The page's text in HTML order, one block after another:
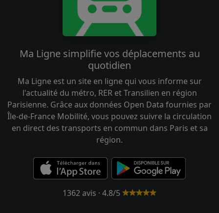
Ma Ligne simplifie vos déplacements au
quotidien
Ma Ligne est un site en ligne qui vous informe sur
l'actualité du métro, RER et Transilien en région
Parisienne. Grâce aux données Open Data fournies par
Île-de-France Mobilité, vous pouvez suivre la circulation
en direct des transports en commun dans Paris et sa
région.
1362 avis · 4.8/5